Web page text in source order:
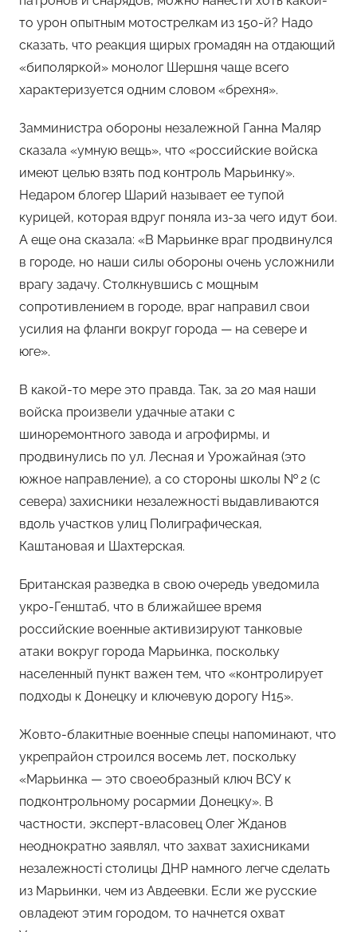
то урон опытным мотострелкам из 150-й? Надо
сказать, что реакция щирых громадян на отдающий
«биполяркой» монолог Шершня чаще всего
характеризуется одним словом «брехня».
Замминистра обороны незалежной Ганна Маляр
сказала «умную вещь», что «российские войска
имеют целью взять под контроль Марьинку».
Недаром блогер Шарий называет ее тупой
курицей, которая вдруг поняла из-за чего идут бои.
А еще она сказала: «В Марьинке враг продвинулся
в городе, но наши силы обороны очень усложнили
врагу задачу. Столкнувшись с мощным
сопротивлением в городе, враг направил свои
усилия на фланги вокруг города — на севере и
юге».
В какой-то мере это правда. Так, за 20 мая наши
войска произвели удачные атаки с
шиноремонтного завода и агрофирмы, и
продвинулись по ул. Лесная и Урожайная (это
южное направление), а со стороны школы № 2 (с
севера) захисники незалежностi выдавливаются
вдоль участков улиц Полиграфическая,
Каштановая и Шахтерская.
Британская разведка в свою очередь уведомила
укро-Генштаб, что в ближайшее время
российские военные активизируют танковые
атаки вокруг города Марьинка, поскольку
населенный пункт важен тем, что «контролирует
подходы к Донецку и ключевую дорогу H15».
Жовто-блакитные военные спецы напоминают, что
укрепрайон строился восемь лет, поскольку
«Марьинка — это своеобразный ключ ВСУ к
подконтрольному росармии Донецку». В
частности, эксперт-власовец Олег Жданов
неоднократно заявлял, что захват захисниками
незалежностi столицы ДНР намного легче сделать
из Марьинки, чем из Авдеевки. Если же русские
овладеют этим городом, то начнется охват